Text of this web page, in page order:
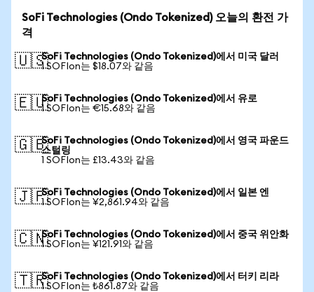
SoFi Technologies (Ondo Tokenized) 오늘의 환전 가
격
🇺🇸SoFi Technologies (Ondo Tokenized)에서 미국 달러
1 SOFIon는 $18.07와 같음
🇪🇺SoFi Technologies (Ondo Tokenized)에서 유로
1 SOFIon는 €15.68와 같음
🇬🇧SoFi Technologies (Ondo Tokenized)에서 영국 파운드
스털링
1 SOFIon는 £13.43와 같음
🇯🇵SoFi Technologies (Ondo Tokenized)에서 일본 엔
1 SOFIon는 ¥2,861.94와 같음
🇨🇳SoFi Technologies (Ondo Tokenized)에서 중국 위안화
1 SOFIon는 ¥121.91와 같음
🇹🇷SoFi Technologies (Ondo Tokenized)에서 터키 리라
1 SOFIon는 ₺861.87와 같음